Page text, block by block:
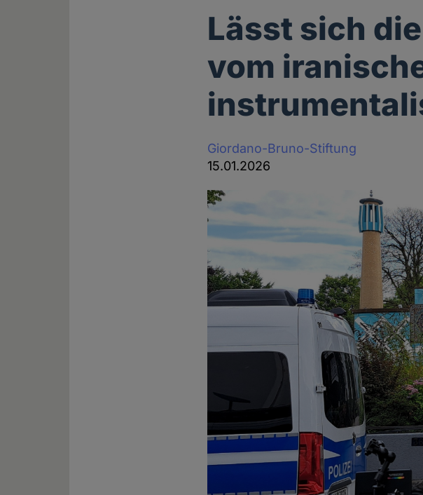
Lässt sich
vom
Giordano-Bruno-Stiftung
15.01.2026